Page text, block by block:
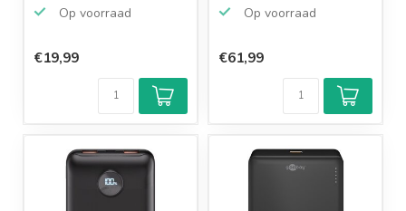
Op voorraad
€19,99
Op voorraad
€61,99